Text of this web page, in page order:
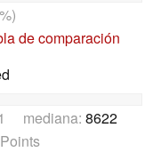
de comparación
mediana: 8622